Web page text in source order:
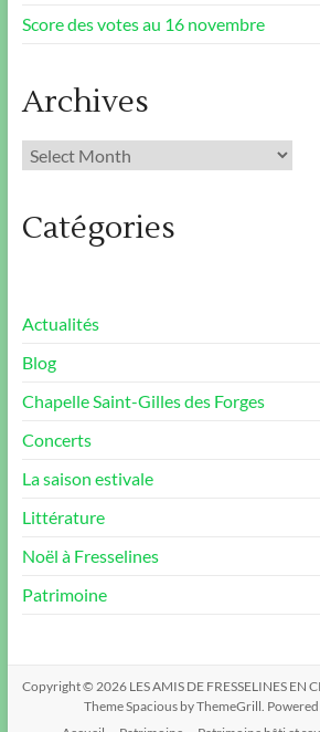
Score des votes au 16 novembre
Archives
Archives
Catégories
Actualités
Blog
Chapelle Saint-Gilles des Forges
Concerts
La saison estivale
Littérature
Noël à Fresselines
Patrimoine
Copyright © 2026 LES AMIS DE FRESSELINES EN
ThemeSpacious by ThemeGrill.